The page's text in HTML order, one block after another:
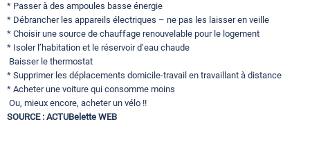
* Passer à des ampoules basse énergie
* Débrancher les appareils électriques – ne pas les laisser en veille
* Choisir une source de chauffage renouvelable pour le logement
* Isoler l’habitation et le réservoir d’eau chaude
Baisser le thermostat
* Supprimer les déplacements domicile-travail en travaillant à distance
* Acheter une voiture qui consomme moins
Ou, mieux encore, acheter un vélo !!
SOURCE : ACTUBelette WEB